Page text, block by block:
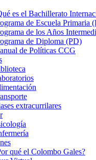
es el Bachillerato
de Escuela Primaria
de los Años
de Diploma (PD)
de Políticas CCG
extracurrilares
qué el Colombo Gales?